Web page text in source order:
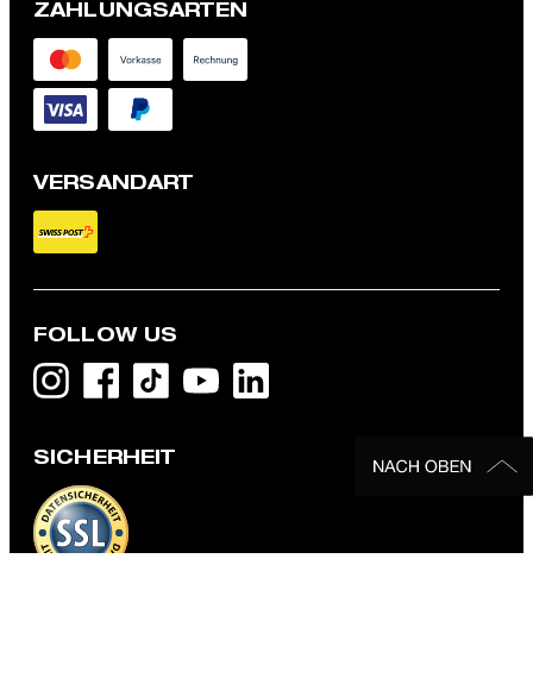
ZAHLUNGSARTEN
VERSANDART
FOLLOW US
SICHERHEIT